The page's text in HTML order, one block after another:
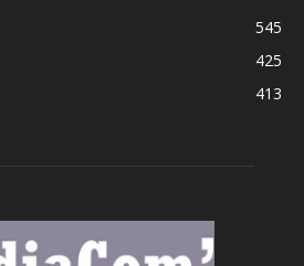
545
425
413